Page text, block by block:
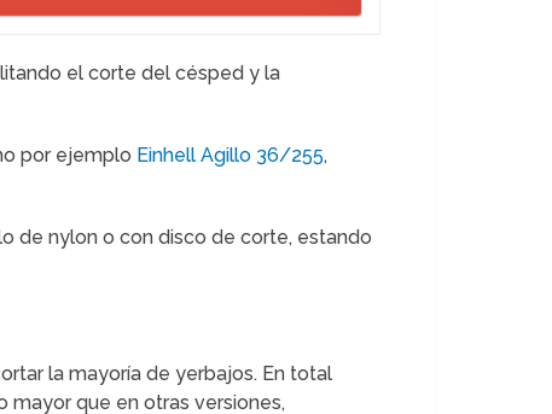
el corte del césped y la
por ejemplo Einhell Agillo 36/255,
de nylon o con disco de corte, estando
la mayoría de yerbajos. En total
mayor que en otras versiones,